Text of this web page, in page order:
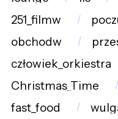
251_filmw
obchodw
człowiek_orkiestra
Christmas_Time
fast_food